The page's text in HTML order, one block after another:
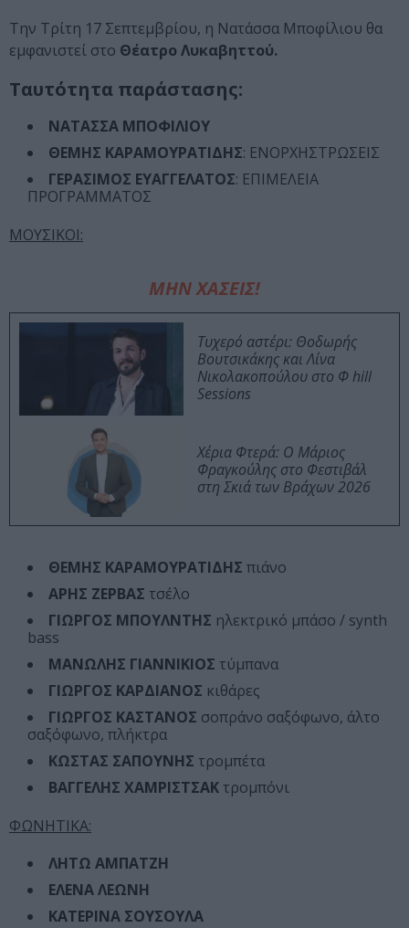
Την Τρίτη 17 Σεπτεμβρίου, η Νατάσσα Μποφίλιου θα
εμφανιστεί στο Θέατρο Λυκαβηττού.
Ταυτότητα παράστασης:
ΝΑΤΑΣΣΑ ΜΠΟΦΙΛΙΟΥ
ΘΕΜΗΣ ΚΑΡΑΜΟΥΡΑΤΙΔΗΣ: ΕΝΟΡΧΗΣΤΡΩΣΕΙΣ
ΓΕΡΑΣΙΜΟΣ ΕΥΑΓΓΕΛΑΤΟΣ: ΕΠΙΜΕΛΕΙΑ
ΠΡΟΓΡΑΜΜΑΤΟΣ
ΜOYΣΙΚΟΙ:
ΜΗΝ ΧΑΣΕΙΣ!
Τυχερό αστέρι: Θοδωρής
Βουτσικάκης και Λίνα
Νικολακοπούλου στο Φ hill
Sessions
Χέρια Φτερά: Ο Μάριος
Φραγκούλης στο Φεστιβάλ
στη Σκιά των Βράχων 2026
ΘΕΜΗΣ ΚΑΡΑΜΟΥΡΑΤΙΔΗΣ πιάνο
ΑΡΗΣ ΖΕΡΒΑΣ τσέλο
ΓΙΩΡΓΟΣ ΜΠΟΥΛΝΤΗΣ ηλεκτρικό μπάσο / synth
bass
ΜΑΝΩΛΗΣ ΓΙΑΝΝΙΚΙΟΣ τύμπανα
ΓΙΩΡΓΟΣ ΚΑΡΔΙΑΝΟΣ κιθάρες
ΓΙΩΡΓΟΣ ΚΑΣΤΑΝΟΣ σοπράνο σαξόφωνο, άλτο
σαξόφωνο, πλήκτρα
ΚΩΣΤΑΣ ΣΑΠΟΥΝΗΣ τρομπέτα
ΒΑΓΓΕΛΗΣ ΧΑΜΡΙΣΤΣΑΚ τρομπόνι
ΦΩΝΗΤΙΚΑ:
ΛΗΤΩ ΑΜΠΑΤΖΗ
ΕΛΕΝΑ ΛΕΩΝΗ
ΚΑΤΕΡΙΝΑ ΣΟΥΣΟΥΛΑ